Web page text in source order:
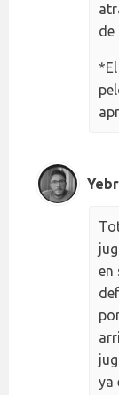
de
en
ya